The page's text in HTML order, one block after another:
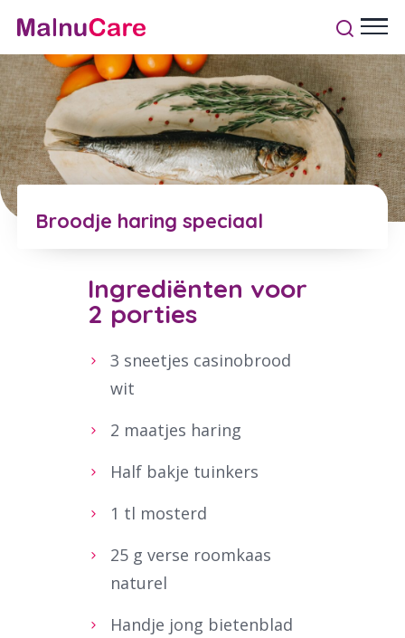
Broodje haring speciaal
Ingrediënten voor
2 porties
3 sneetjes casinobrood
wit
2 maatjes haring
Half bakje tuinkers
1 tl mosterd
25 g verse roomkaas
naturel
Handje jong bietenblad